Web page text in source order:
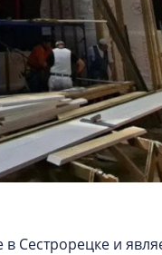
Сестрорецке и